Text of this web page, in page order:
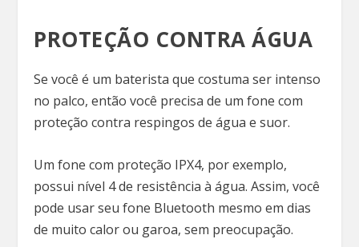
PROTEÇÃO CONTRA ÁGUA
Se você é um baterista que costuma ser intenso
no palco, então você precisa de um fone com
proteção contra respingos de água e suor.
Um fone com proteção IPX4, por exemplo,
possui nível 4 de resistência à água. Assim, você
pode usar seu fone Bluetooth mesmo em dias
de muito calor ou garoa, sem preocupação.